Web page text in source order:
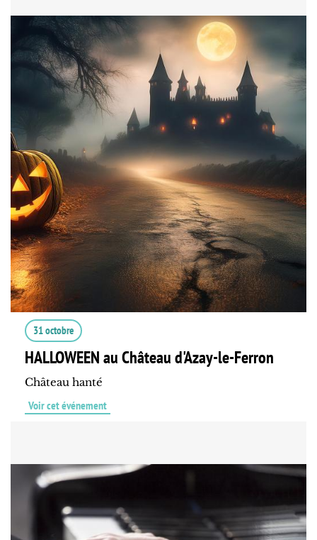
31 octobre
HALLOWEEN au Château d'Azay-le-Ferron
Château hanté
Voir cet événement